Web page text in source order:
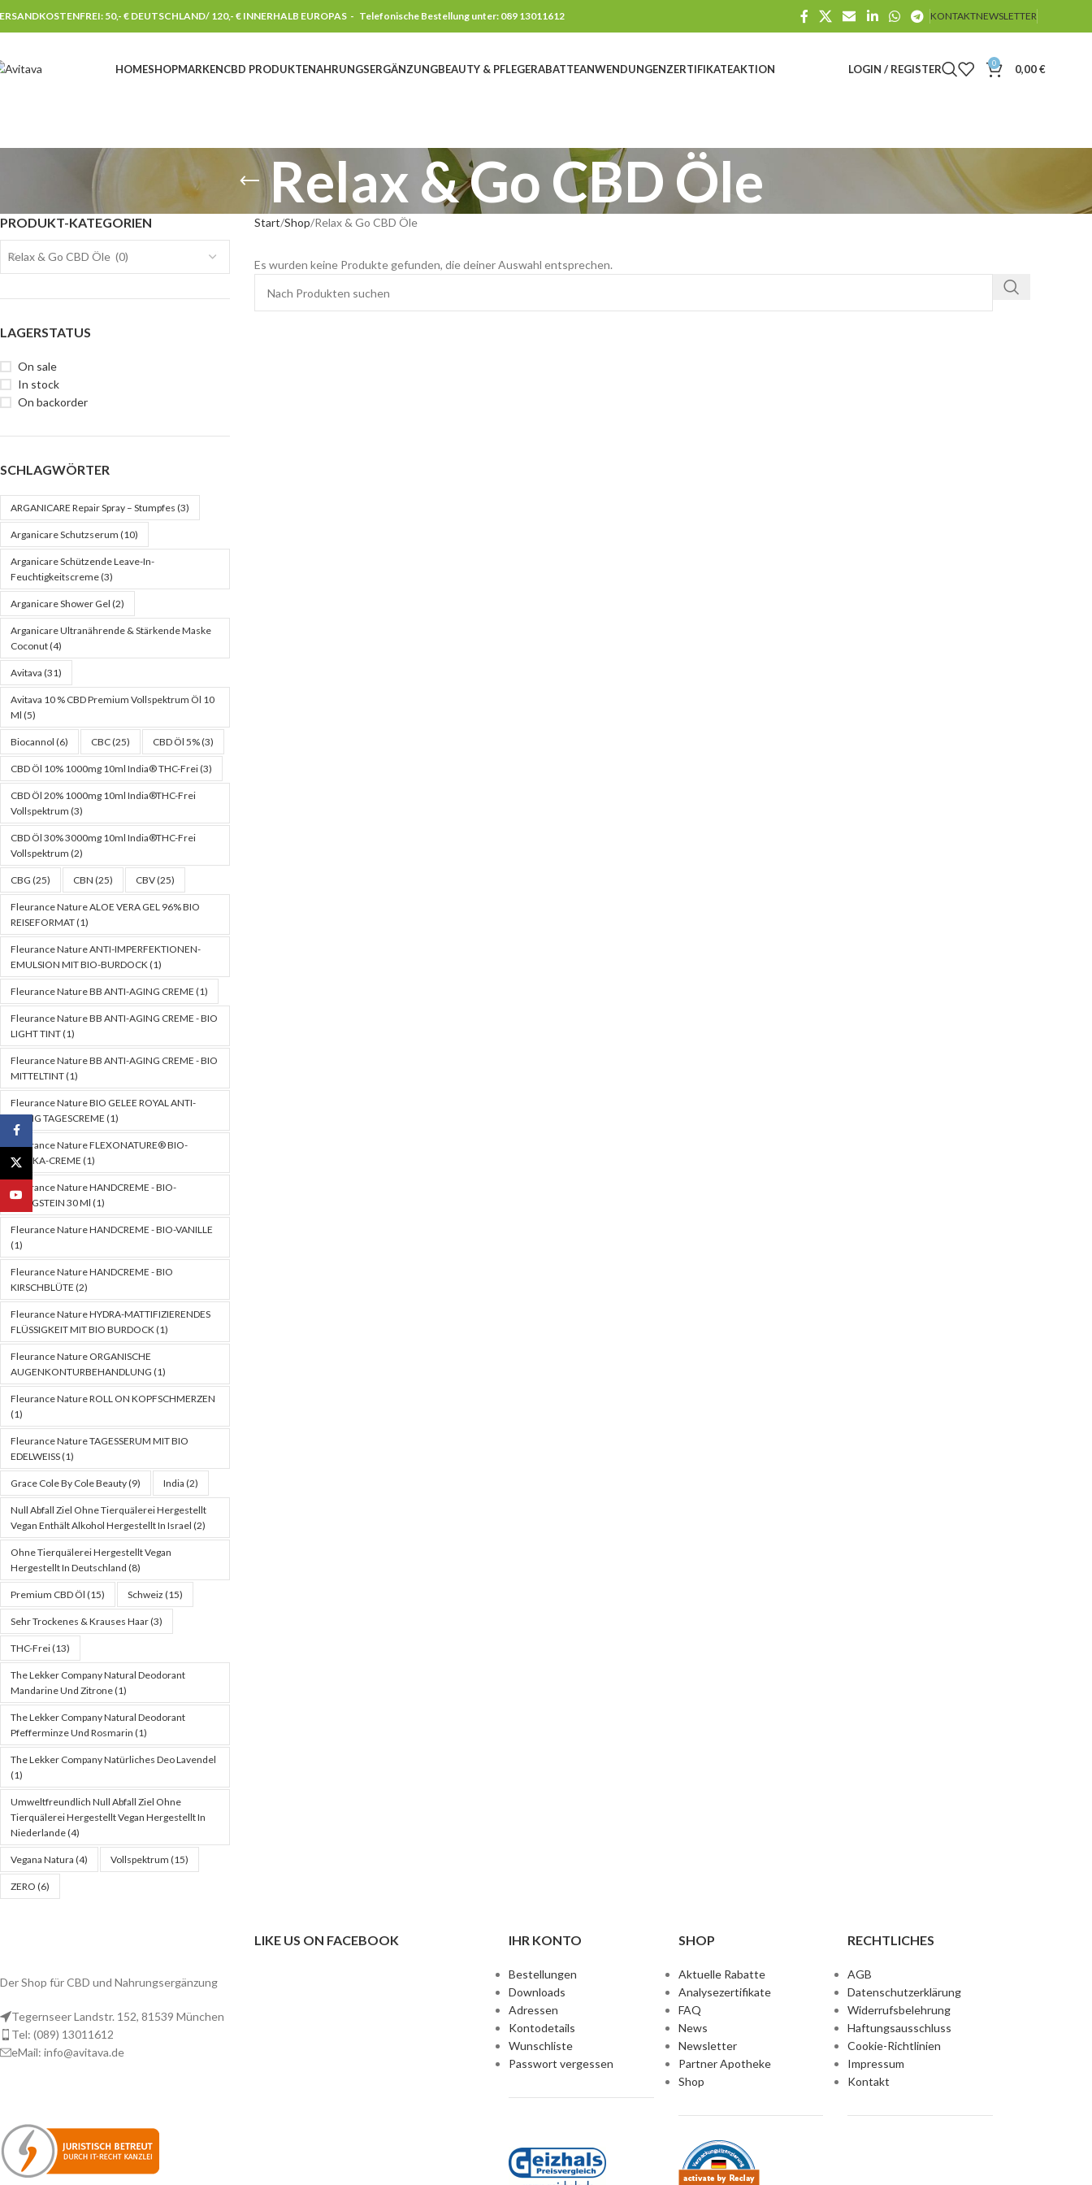
50,- € DEUTSCHLAND/ 120,- € INNERHALB EUROPAS - Telefonische Bestellung unter: 089 13011612 KONTAKTNEWSLETTER
HOMESHOPMARKENCBD PRODUKTENAHRUNGSERGÄNZUNGBEAUTY & PFLEGERABATTEANWENDUNGENZERTIFIKATEAKTION LOGIN / REGISTER 0 0,00€
Relax & Go CBD Öle
PRODUKT-KATEGORIEN
Relax & Go CBD Öle (0)
LAGERSTATUS
On sale
In stock
On backorder
SCHLAGWÖRTER
ARGANICARE Repair Spray – Stumpfes (3)
Arganicare Schutzserum (10)
Arganicare Schützende Leave-In-
Feuchtigkeitscreme(3)
Arganicare Shower Gel (2)
Arganicare Ultranährende & Stärkende Maske
Coconut(4)
Avitava (31)
Avitava 10 % CBD Premium Vollspektrum Öl 10
Ml (5)
Biocannol (6) CBC(25) CBD Öl 5%(3)
CBD Öl 10% 1000mg 10ml India® THC-Frei(3)
CBD Öl 20% 1000mg 10ml India®THC-Frei
Vollspektrum (3)
CBD Öl 30% 3000mg 10ml India®THC-Frei
Vollspektrum (2)
CBG (25) CBN (25) CBV(25)
Fleurance Nature ALOE VERA GEL 96% BIO
REISEFORMAT(1)
Fleurance Nature ANTI-IMPERFEKTIONEN-
EMULSION MIT BIO-BURDOCK(1)
Fleurance Nature BB ANTI-AGING CREME (1)
Fleurance Nature BB ANTI-AGING CREME - BIO
LIGHT TINT(1)
Fleurance Nature BB ANTI-AGING CREME - BIO
MITTELTINT(1)
Fleurance Nature BIO GELEE ROYAL ANTI-
AGING TAGESCREME (1)
Fleurance Nature FLEXONATURE® BIO-
ARNIKA-CREME (1)
Fleurance Nature HANDCREME - BIO-
PFINGSTEIN 30 Ml (1)
Fleurance Nature HANDCREME - BIO-VANILLE
(1)
Fleurance Nature HANDCREME - BIO
KIRSCHBLÜTE (2)
Fleurance Nature HYDRA-MATTIFIZIERENDES
FLÜSSIGKEIT MIT BIO BURDOCK(1)
Fleurance Nature ORGANISCHE
AUGENKONTURBEHANDLUNG (1)
Fleurance Nature ROLL ON KOPFSCHMERZEN
(1)
Fleurance Nature TAGESSERUM MIT BIO
EDELWEISS(1)
Grace Cole By Cole Beauty(9) India (2)
Null Abfall Ziel Ohne Tierquälerei Hergestellt
Vegan Enthält Alkohol Hergestellt In Israel (2)
Ohne Tierquälerei Hergestellt Vegan
Hergestellt In Deutschland (8)
Premium CBD Öl (15) Schweiz (15)
Sehr Trockenes & Krauses Haar(3)
THC-Frei(13)
The Lekker Company Natural Deodorant
Mandarine Und Zitrone(1)
The Lekker Company Natural Deodorant
Pfefferminze Und Rosmarin (1)
The Lekker Company Natürliches Deo Lavendel
(1)
Umweltfreundlich Null Abfall Ziel Ohne
Tierquälerei Hergestellt Vegan Hergestellt In
Niederlande(4)
Vegana Natura (4) Vollspektrum (15)
ZERO (6)
Start Shop Relax & Go CBD Öle
Es wurden keine Produkte gefunden, die deiner Auswahl entsprechen.
Der Shop für CBD und Nahrungsergänzung
Tegernseer Landstr. 152, 81539 München
Tel: (089) 13011612
eMail: info@avitava.de
LIKE US ON FACEBOOK IHR KONTO
Bestellungen
Downloads
Adressen
Kontodetails
Wunschliste
Passwort vergessen
SHOP
Aktuelle Rabatte
Analysezertifikate
FAQ
News
Newsletter
Partner Apotheke
Shop
RECHTLICHES
AGB
Datenschutzerklärung
Widerrufsbelehrung
Haftungsausschluss
Cookie-Richtlinien
Impressum
Kontakt
Facebook
X
YouTube